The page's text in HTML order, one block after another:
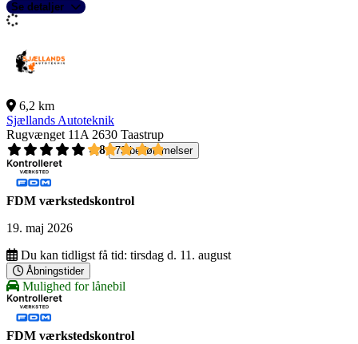
Se detaljer
6,2 km
Sjællands Autoteknik
Rugvænget 11A 2630 Taastrup
4,8
73 bedømmelser
FDM værkstedskontrol
19. maj 2026
Du kan tidligst få tid: tirsdag d. 11. august
Åbningstider
Mulighed for lånebil
FDM værkstedskontrol